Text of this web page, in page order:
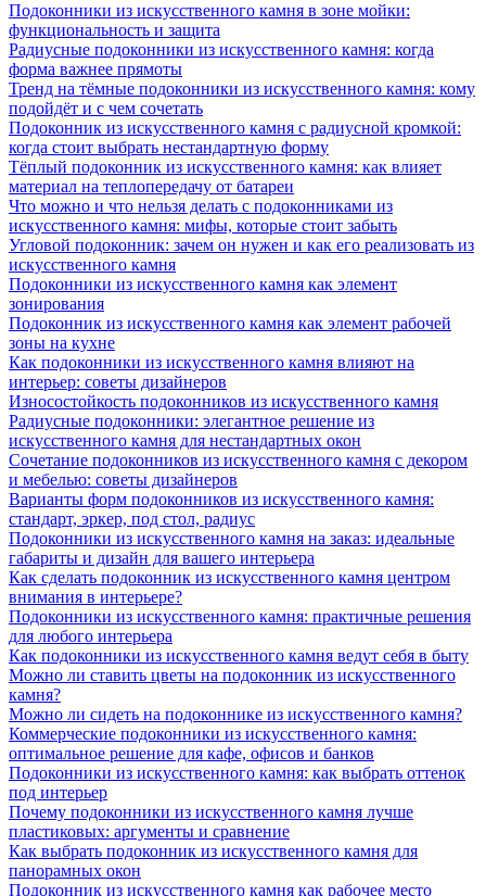
Подоконники из искусственного камня в зоне мойки:
функциональность и защита
Радиусные подоконники из искусственного камня: когда
форма важнее прямоты
Тренд на тёмные подоконники из искусственного камня: кому
подойдёт и с чем сочетать
Подоконник из искусственного камня с радиусной кромкой:
когда стоит выбрать нестандартную форму
Тёплый подоконник из искусственного камня: как влияет
материал на теплопередачу от батареи
Что можно и что нельзя делать с подоконниками из
искусственного камня: мифы, которые стоит забыть
Угловой подоконник: зачем он нужен и как его реализовать из
искусственного камня
Подоконники из искусственного камня как элемент
зонирования
Подоконник из искусственного камня как элемент рабочей
зоны на кухне
Как подоконники из искусственного камня влияют на
интерьер: советы дизайнеров
Износостойкость подоконников из искусственного камня
Радиусные подоконники: элегантное решение из
искусственного камня для нестандартных окон
Сочетание подоконников из искусственного камня с декором
и мебелью: советы дизайнеров
Варианты форм подоконников из искусственного камня:
стандарт, эркер, под стол, радиус
Подоконники из искусственного камня на заказ: идеальные
габариты и дизайн для вашего интерьера
Как сделать подоконник из искусственного камня центром
внимания в интерьере?
Подоконники из искусственного камня: практичные решения
для любого интерьера
Как подоконники из искусственного камня ведут себя в быту
Можно ли ставить цветы на подоконник из искусственного
камня?
Можно ли сидеть на подоконнике из искусственного камня?
Коммерческие подоконники из искусственного камня:
оптимальное решение для кафе, офисов и банков
Подоконники из искусственного камня: как выбрать оттенок
под интерьер
Почему подоконники из искусственного камня лучше
пластиковых: аргументы и сравнение
Как выбрать подоконник из искусственного камня для
панорамных окон
Подоконник из искусственного камня как рабочее место